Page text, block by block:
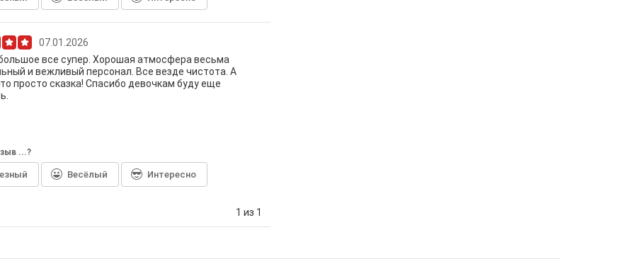
07.01.2026
все супер. Хорошая атмосфера весьма
и вежливый персонал. Все везде чистота. А
просто сказка! Спасибо девочкам буду еще
...?
Весёлый Интересно
1 из 1